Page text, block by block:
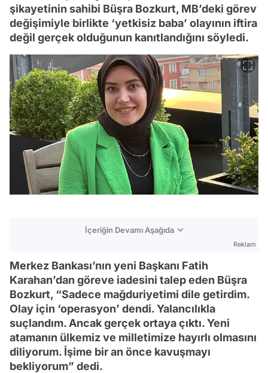
şikayetinin sahibi Büşra Bozkurt, MB’deki görev
değişimiyle birlikte ‘yetkisiz baba’ olayının iftira
değil gerçek olduğunun kanıtlandığını söyledi.
İçeriğin Devamı Aşağıda
Reklam
Merkez Bankası’nın yeni Başkanı Fatih
Karahan’dan göreve iadesini talep eden Büşra
Bozkurt, “Sadece mağduriyetimi dile getirdim.
Olay için ‘operasyon’ dendi. Yalancılıkla
suçlandım. Ancak gerçek ortaya çıktı. Yeni
atamanın ülkemiz ve milletimize hayırlı olmasını
diliyorum. İşime bir an önce kavuşmayı
bekliyorum” dedi.